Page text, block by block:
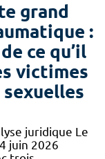
grand
:
ce qu’il
victimes
juridique Le
juin 2026